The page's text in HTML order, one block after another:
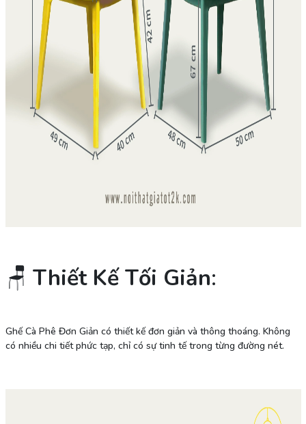
🪑 Thiết Kế Tối Giản:
Ghế Cà Phê Đơn Giản có thiết kế đơn giản và thông thoáng. Không
có nhiều chi tiết phức tạp, chỉ có sự tinh tế trong từng đường nét.